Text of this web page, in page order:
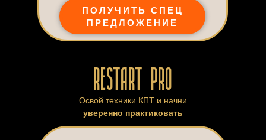
RESTART PRO
Освой техники КПТ и начни
уверенно практиковать
ПОЛУЧИТЬ СПЕЦ
ПРЕДЛОЖЕНИЕ